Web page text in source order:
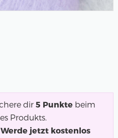
dir 5 Punktebeim
Produkts.
Werde jetzt kostenlos